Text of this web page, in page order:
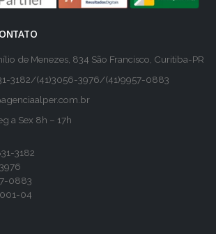
de Menezes, 834 São Francisco, Curitiba-PR
3182/(41)3056-3976/(41)9957-0883
a Sex 8h – 17h
3182
0883
04